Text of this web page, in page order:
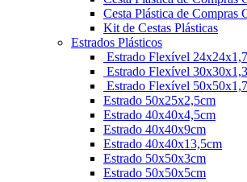
Cesta Plástica de Compras
Kit de Cestas Plásticas
Estrados Plásticos
Estrado Flexível
Estrado Flexível
Estrado Flexível
Estrado 50x25x2,5cm
Estrado 40x40x4,5cm
Estrado 40x40x9cm
Estrado 40x40x13,5cm
Estrado 50x50x3cm
Estrado 50x50x5cm